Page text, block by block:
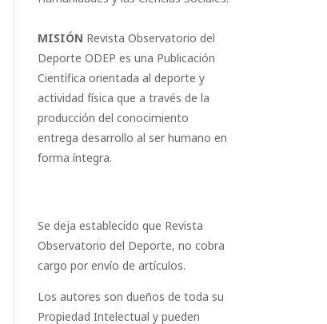
MISIÓN Revista Observatorio del
Deporte ODEP es una Publicación
Científica orientada al deporte y
actividad física que a través de la
producción del conocimiento
entrega desarrollo al ser humano en
forma íntegra.
Se deja establecido que Revista
Observatorio del Deporte, no cobra
cargo por envío de artículos.
Los autores son dueños de toda su
Propiedad Intelectual y pueden